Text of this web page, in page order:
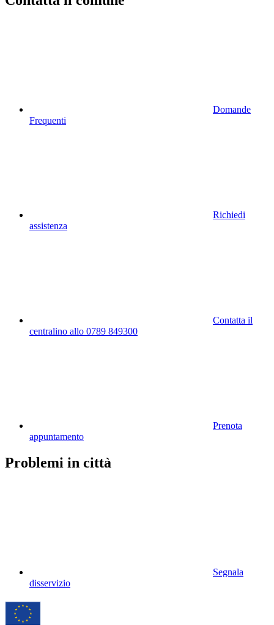
Domande
Frequenti
Richiedi
assistenza
Contatta il
centralino allo 0789 849300
Prenota
appuntamento
Problemi in città
Segnala
disservizio